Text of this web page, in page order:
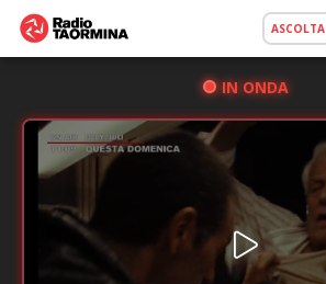
ASCOLTA
IN ONDA